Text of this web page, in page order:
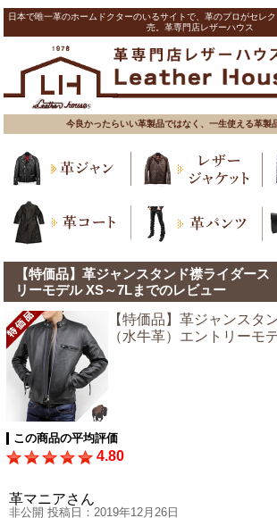
日本で唯一革のホームドクターのいるサイトで、革のプロがセレ
売。革専門店レザーハウス
今良かったらいい革製品ではなく、一生使える革製
【特価品】革ジャンスタンド襟ライダース
リーモデル XS～7Lまでのレビュー
【特価品】革ジャンスタ
（水牛革）エントリーモ
この商品の平均評価
4.80
革マニアさん
非公開 投稿日：2019年12月26日